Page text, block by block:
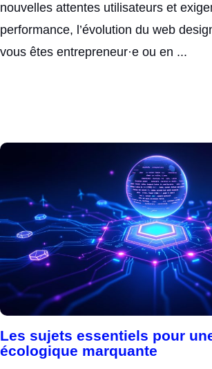
nouvelles attentes utilisateurs et
performance, l’évolution du web
vous êtes entrepreneur·e ou en ...
Les sujets essentiels pour
écologique marquante